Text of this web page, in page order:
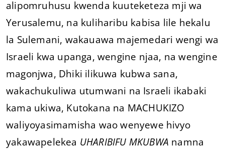
alipomruhusu kwenda kuuteketeza mji wa
Yerusalemu, na kuliharibu kabisa lile hekalu
la Sulemani, wakauawa majemedari wengi wa
Israeli kwa upanga, wengine njaa, na wengine
magonjwa, Dhiki ilikuwa kubwa sana,
wakachukuliwa utumwani na Israeli ikabaki
kama ukiwa, Kutokana na MACHUKIZO
waliyoyasimamisha wao wenyewe hivyo
yakawapelekea UHARIBIFU MKUBWA namna